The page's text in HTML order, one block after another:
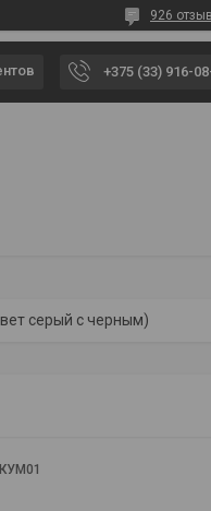
926
+375 (33) 916-
серый с черным)
КУМ01